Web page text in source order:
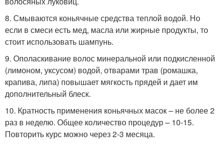
8. Смываются коньячные средства теплой водой. Но
если в смеси есть мед, масла или жирные продукты, то
стоит использовать шампунь.
9. Ополаскивание волос минеральной или подкисленной
(лимоном, уксусом) водой, отварами трав (ромашка,
крапива, липа) повышает мягкость прядей и дает им
дополнительный блеск.
10. Кратность применения коньячных масок – не более 2
раз в неделю. Общее количество процедур – 10-15.
Повторить курс можно через 2-3 месяца.